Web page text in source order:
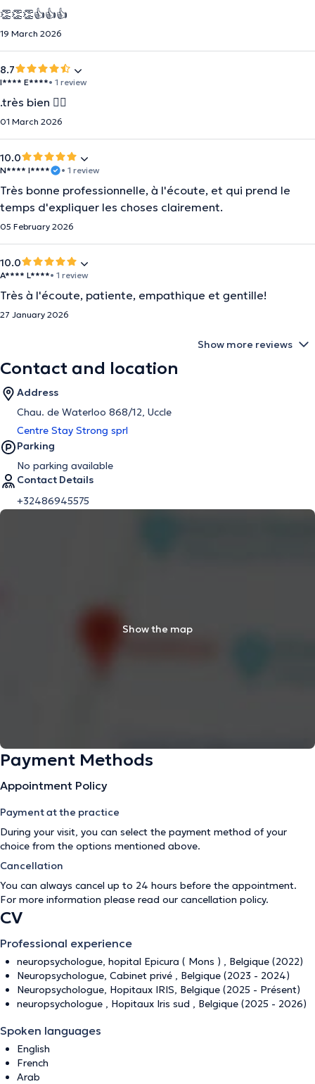
👏👏👏👍👍👍
19 March 2026
8.7
I**** E****• 1 review
.très bien 👍🏼
01 March 2026
10.0
N**** I**** • 1 review
Très bonne professionnelle, à l'écoute, et qui prend le
temps d'expliquer les choses clairement.
05 February 2026
10.0
A**** L****• 1 review
Très à l'écoute, patiente, empathique et gentille!
27 January 2026
Show more reviews
Contact and location
Address
Chau. de Waterloo 868/12, Uccle
Centre Stay Strong sprl
Parking
No parking available
Contact Details
+32486945575
Show the map
Payment Methods
Appointment Policy
Payment at the practice
During your visit, you can select the payment method of your
choice from the options mentioned above.
Cancellation
You can always cancel up to 24 hours before the appointment.
For more information please read our cancellation policy.
CV
Professional experience
neuropsychologue, hopital Epicura ( Mons ) , Belgique (2022)
Neuropsychologue, Cabinet privé , Belgique (2023 - 2024)
Neuropsychologue, Hopitaux IRIS, Belgique (2025 - Présent)
neuropsychologue , Hopitaux Iris sud , Belgique (2025 - 2026)
Spoken languages
English
French
Arab